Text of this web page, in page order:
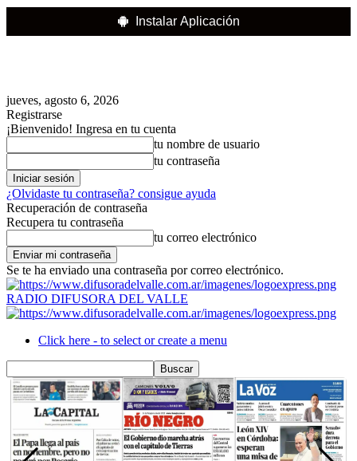
Instalar Aplicación
jueves, agosto 6, 2026
Registrarse
¡Bienvenido! Ingresa en tu cuenta
tu nombre de usuario
tu contraseña
¿Olvidaste tu contraseña? consigue ayuda
Recuperación de contraseña
Recupera tu contraseña
tu correo electrónico
Se te ha enviado una contraseña por correo electrónico.
RADIO DIFUSORA DEL VALLE
Click here - to select or create a menu